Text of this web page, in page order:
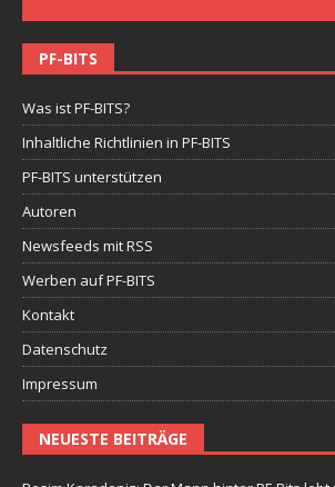
PF-BITS
Was ist PF-BITS?
Inhaltliche Richtlinien in PF-BITS
PF-BITS unterstützen
Autoren
Newsfeeds mit RSS
Werben auf PF-BITS
Kontakt
Datenschutz
Impressum
NEUESTE BEITRÄGE